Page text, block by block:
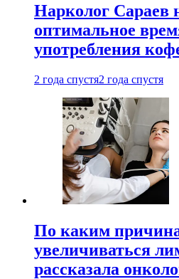
Нарколог Сараев
оптимальное
употребления
2 года спустя2 года спустя
По каким
увеличиваться
рассказала